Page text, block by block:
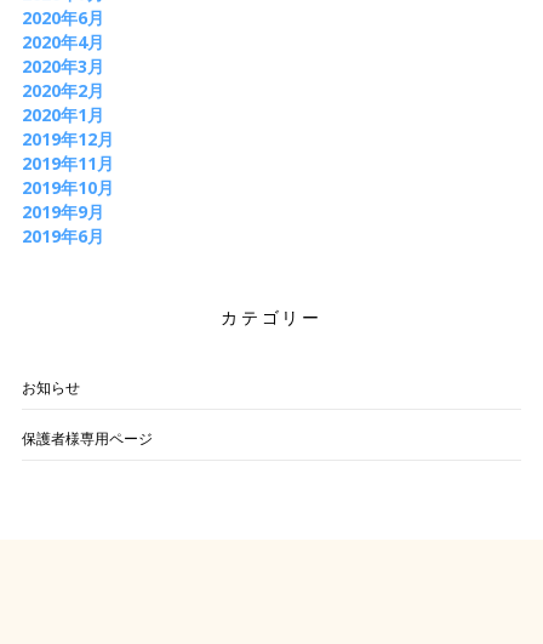
2020年6月
2020年4月
2020年3月
2020年2月
2020年1月
2019年12月
2019年11月
2019年10月
2019年9月
2019年6月
カテゴリー
お知らせ
保護者様専用ページ